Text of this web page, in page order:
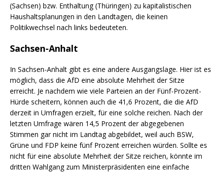
(Sachsen) bzw. Enthaltung (Thüringen) zu kapitalistischen
Haushaltsplanungen in den Landtagen, die keinen
Politikwechsel nach links bedeuteten.
Sachsen-Anhalt
In Sachsen-Anhalt gibt es eine andere Ausgangslage. Hier ist es
möglich, dass die AfD eine absolute Mehrheit der Sitze
erreicht. Je nachdem wie viele Parteien an der Fünf-Prozent-
Hürde scheitern, können auch die 41,6 Prozent, die die AfD
derzeit in Umfragen erzielt, für eine solche reichen. Nach der
letzten Umfrage wären 14,5 Prozent der abgegebenen
Stimmen gar nicht im Landtag abgebildet, weil auch BSW,
Grüne und FDP keine fünf Prozent erreichen würden. Sollte es
nicht für eine absolute Mehrheit der Sitze reichen, könnte im
dritten Wahlgang zum Ministerpräsidenten eine einfache